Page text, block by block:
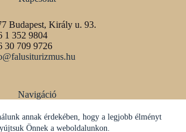
annak érdekében, hogy a legjobb élményt
Önnek a weboldalunkon.
Budapest, Király u. 93.
1 352 9804
30 709 9726
Navigáció
Adatvédelmi tájékoztató